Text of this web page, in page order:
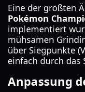
Eine der größten
Pokémon
implementiert
mühsamen
über Siegpunkte
einfach durch das
Anpassung